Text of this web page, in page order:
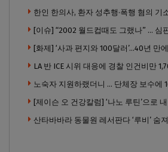
산타바바라 동물원 레서판다 ‘루비’ 숨져